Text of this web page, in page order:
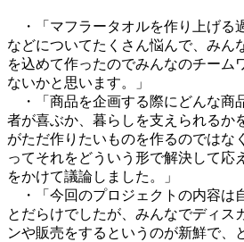
・「マフラータオルを作り上げる
などについてたくさん悩んで、みん
を込めて作ったのでみんなのチーム
ないかと思います。」
・「商品を企画する際にどんな商
者が喜ぶか、暮らしを支えられるか
がただ作りたいものを作るのではな
ってそれをどういう形で解決して応
をかけて議論しました。」
・「今回のプロジェクトの内容は
とだらけでしたが、みんなでディス
ンや販売をするというのが新鮮で、